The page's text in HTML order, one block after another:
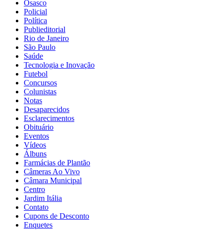
Osasco
Policial
Política
Publieditorial
Rio de Janeiro
São Paulo
Saúde
Tecnologia e Inovação
Futebol
Concursos
Colunistas
Notas
Desaparecidos
Esclarecimentos
Obituário
Eventos
Vídeos
Álbuns
Farmácias de Plantão
Câmeras Ao Vivo
Câmara Municipal
Centro
Jardim Itália
Contato
Cupons de Desconto
Enquetes